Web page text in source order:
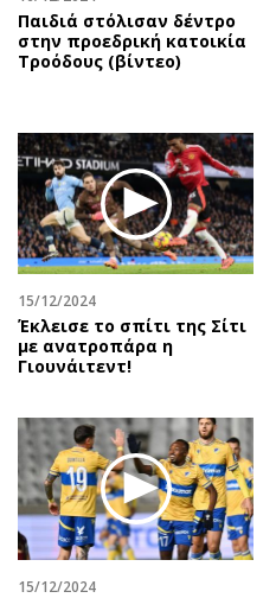
Παιδιά στόλισαν δέντρο
στην προεδρική κατοικία
Τροόδους (βίντεο)
15/12/2024
Έκλεισε το σπίτι της Σίτι
με ανατροπάρα η
Γιουνάιτεντ!
15/12/2024